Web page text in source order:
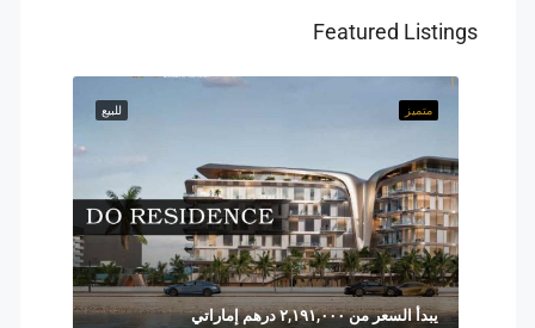
Featured Listings
للبيع متميز
يبدأ السعر من ٢,١٩١,٠٠٠ درهم إماراتي